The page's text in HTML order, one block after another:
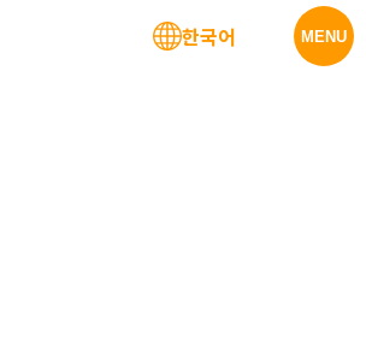
MENU
한국어